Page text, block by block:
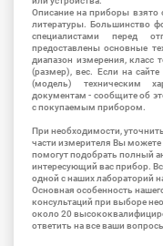
Описание на приборы взято
литературы. Большинство
специалистами перед
предоставлены основные
диапазон измерения, класс
(размер), вес. Если на
(модель) техническим
документам - сообщите об
с покупаемым прибором.
При необходимости,
части измерителя Вы
помогут подобрать полный
интересующий вас прибор.
одной с наших лабораторий
Основная особенность
консультаций при выборе
около 20
ответить на все ваши